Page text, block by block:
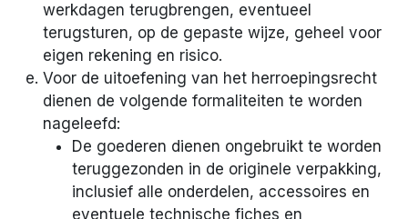
werkdagen terugbrengen, eventueel
terugsturen, op de gepaste wijze, geheel voor
eigen rekening en risico.
Voor de uitoefening van het herroepingsrecht
dienen de volgende formaliteiten te worden
nageleefd:
De goederen dienen ongebruikt te worden
teruggezonden in de originele verpakking,
inclusief alle onderdelen, accessoires en
eventuele technische fiches en